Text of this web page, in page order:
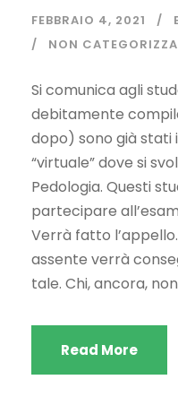
FEBBRAIO 4, 2021
NON
Si comunica agli
debitamente
dopo) sono già stati
“virtuale” dove si
Pedologia. Questi
partecipare
Verrà fatto
assente verrà
tale. Chi, ancora,
Read More